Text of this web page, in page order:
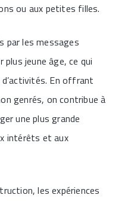
ou aux petites filles.
par les messages
plus jeune âge, ce qui
En offrant
genrés, on contribue à
une plus grande
intérêts et aux
les expériences